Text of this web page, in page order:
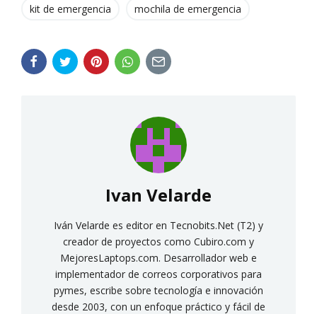
kit de emergencia mochila de emergencia
Ivan Velarde
Iván Velarde es editor en Tecnobits.Net (T2) y
creador de proyectos como Cubiro.com y
MejoresLaptops.com. Desarrollador web e
implementador de correos corporativos para
pymes, escribe sobre tecnología e innovación
desde 2003, con un enfoque práctico y fácil de